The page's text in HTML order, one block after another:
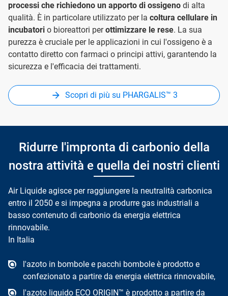
processi che richiedono un apporto di ossigeno di alta
qualità. È in particolare utilizzato per la coltura cellulare in
incubatori o bioreattori perottimizzare le rese. La sua
purezza è cruciale per le applicazioni in cui l'ossigeno è a
contatto diretto con farmaci o principi attivi, garantendo la
sicurezza e l'efficacia dei trattamenti.
Scopri di più su PHARGALIS™ 3
Ridurre l'impronta di carbonio della
nostra attività e quella dei nostri clienti
Air Liquide agisce per raggiungere la neutralità carbonica
entro il 2050 e si impegna a produrre gas industriali a
basso contenuto di carbonio da energia elettrica
rinnovabile.
In Italia
l'azoto in bombole e pacchi bombole è prodotto e
confezionato a partire da energia elettrica rinnovabile,
l'azoto liquido ECO ORIGIN™ è prodotto a partire da